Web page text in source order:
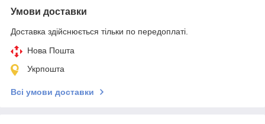
Умови доставки
Доставка здійснюється тільки по передоплаті.
Нова Пошта
Укрпошта
Всі умови доставки